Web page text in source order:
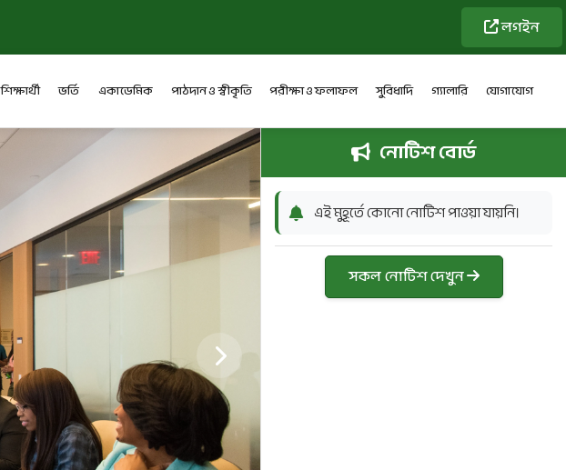
লগইন
শিক্ষার্থী ভর্তি একাডেমিক পাঠদান ও স্বীকৃতি পরীক্ষা ও ফলাফল সুবিধাদি গ্যালারি যোগাযোগ
নোটিশ বোর্ড
এই মুহূর্তে কোনো নোটিশ পাওয়া যায়নি।
সকল নোটিশ দেখুন